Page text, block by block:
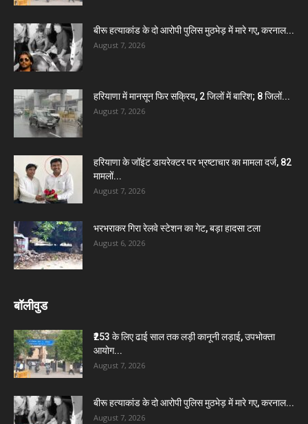
बीरू हत्याकांड के दो आरोपी पुलिस मुठभेड़ में मारे गए, करनाल...
August 7, 2026
हरियाणा में मानसून फिर सक्रिय, 2 जिलों में बारिश; 8 जिलों...
August 7, 2026
हरियाणा के जॉइंट डायरेक्टर पर भ्रष्टाचार का मामला दर्ज, 82
मामलों...
August 7, 2026
भरभराकर गिरा रेलवे स्टेशन का गेट, बड़ा हादसा टला
August 6, 2026
बॉलीवुड
₹253 के लिए ढाई साल तक लड़ी कानूनी लड़ाई, उपभोक्ता
आयोग...
August 7, 2026
बीरू हत्याकांड के दो आरोपी पुलिस मुठभेड़ में मारे गए, करनाल...
August 7, 2026